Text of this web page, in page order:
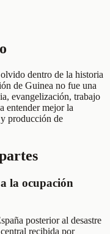
dentro de la historia
de Guinea no fue una
evangelización, trabajo
entender mejor la
producción de
la ocupación
posterior al desastre
recibida por